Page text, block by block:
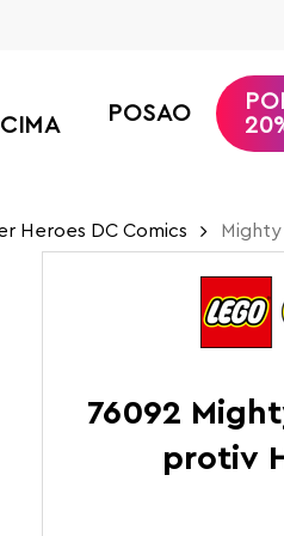
POSAO
Heroes DC Comics
76092
protiv